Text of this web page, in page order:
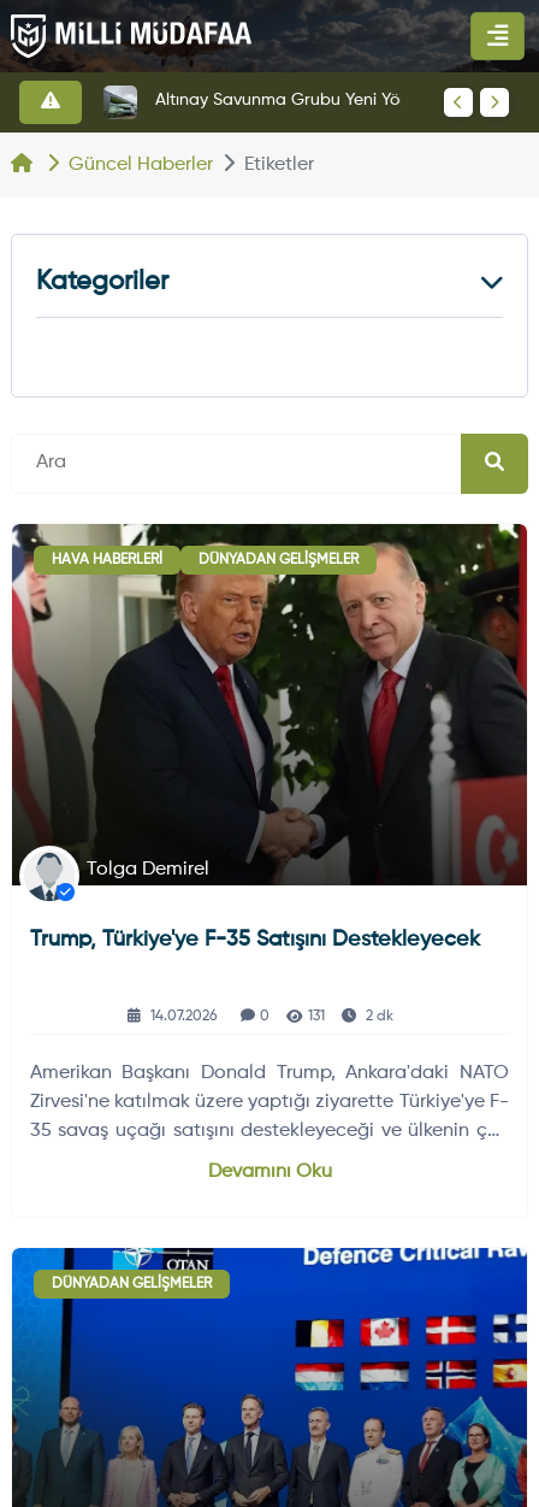
Güncel Haberler Etiketler
HAVA HABERLERI DÜNYADAN GELIŞMELER
Tolga Demirel
Trump, Türkiye'ye F-35 Satışını Destekleyecek
14.07.2026 0 131 2 dk
Amerikan Başkanı Donald Trump, Ankara'daki NATO
Zirvesi'ne katılmak üzere yaptığı ziyarette Türkiye'ye F-
35 savaş uçağı satışını destekleyeceği ve ülkenin çok
Devamını Oku
DÜNYADAN GELIŞMELER
Kategoriler
Deniz Haberleri 223
Uydu ve Uzay Haberi 44
Silah ve Mühimmatlar
Füze ve Roketler 226
Dünyadan Gelişmeler